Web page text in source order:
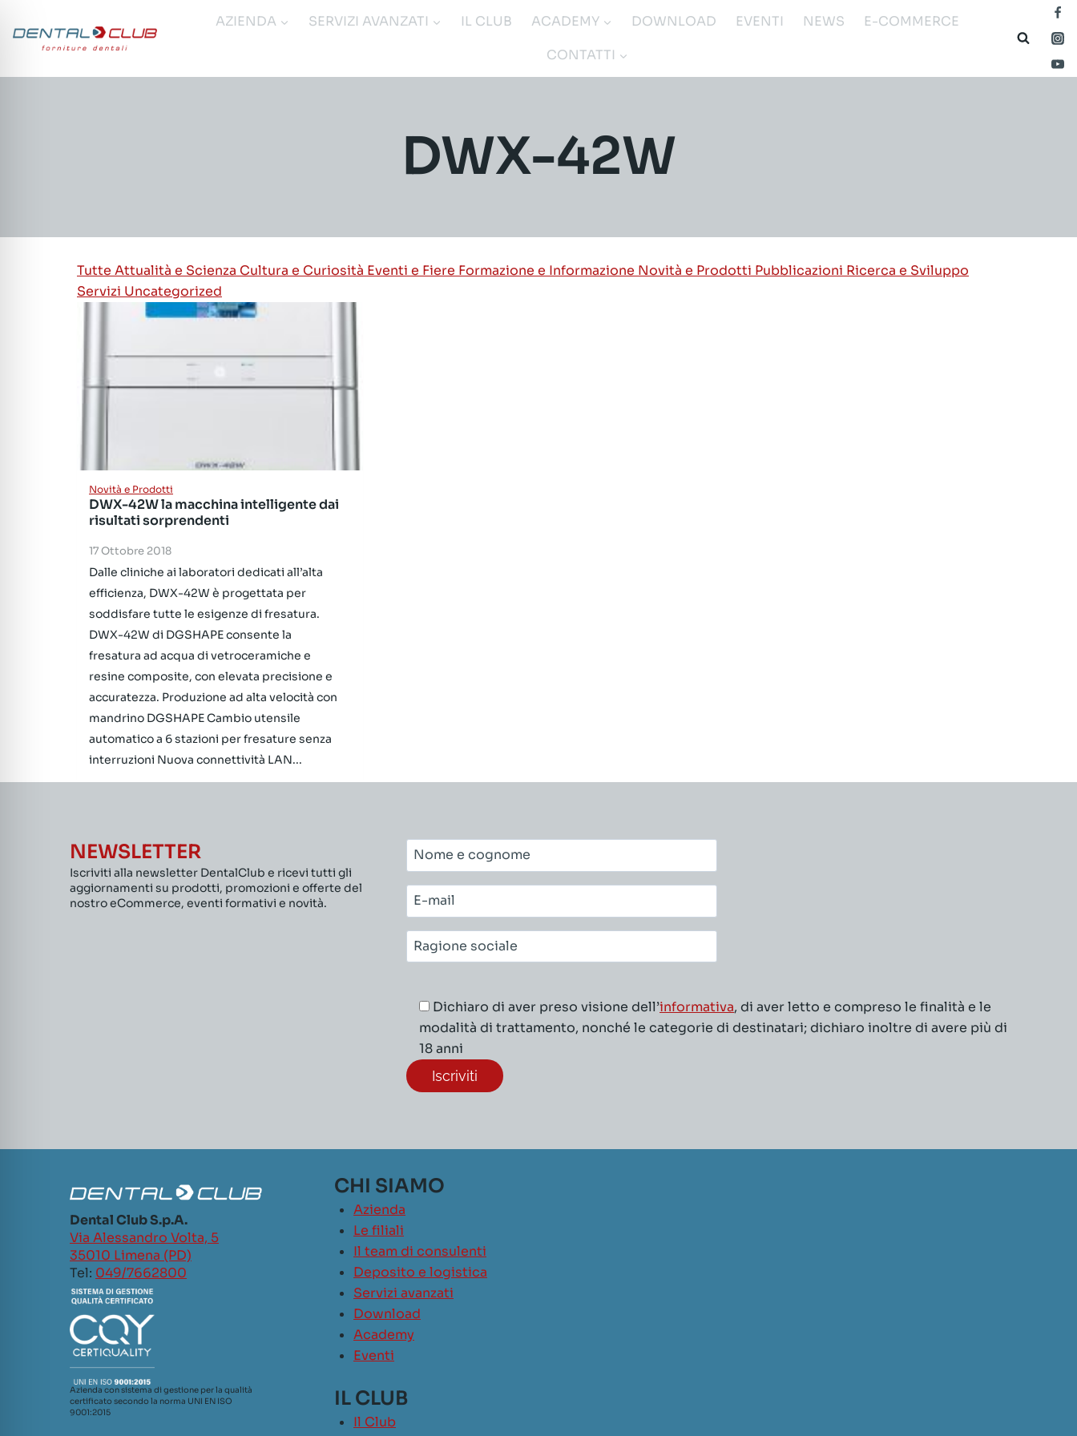
contenuto
AZIENDA SERVIZI AVANZATI IL CLUB ACADEMY DOWNLOAD EVENTI NEWS
E-COMMERCE
CONTATTI
DWX-42W
Tutte Attualità e Scienza Cultura e Curiosità Eventi e Fiere Formazione e Informazione Novità e Prodotti Pubblicazioni Ricerca e Sviluppo
Servizi Uncategorized
Novità e Prodotti
DWX-42W la macchina intelligente dai
risultati sorprendenti
17 Ottobre 2018
Dalle cliniche ai laboratori dedicati all’alta
efficienza, DWX-42W è progettata per
soddisfare tutte le esigenze di fresatura.
DWX-42W di DGSHAPE consente la
fresatura ad acqua di vetroceramiche e
resine composite, con elevata precisione e
accuratezza. Produzione ad alta velocità con
mandrino DGSHAPE Cambio utensile
automatico a 6 stazioni per fresature senza
interruzioni Nuova connettività LAN...
NEWSLETTER
Iscriviti alla newsletter DentalClub e ricevi tutti gli
aggiornamenti su prodotti, promozioni e offerte del
nostro eCommerce, eventi formativi e novità.
Nome
e
cognome*
E-
mail*
Ragione
sociale*
Dichiaro di aver preso visione dell’informativa, di aver letto e compreso le finalità e le
modalità di trattamento, nonché le categorie di destinatari; dichiaro inoltre di avere più di
18 anni
Dental Club S.p.A.
Via Alessandro Volta, 5
35010 Limena (PD)
Tel: 049/7662800
Azienda con sistema di gestione per la qualità
certificato secondo la norma UNI EN ISO
9001:2015
CHI SIAMO
Azienda
Le filiali
Il team di consulenti
Deposito e logistica
Servizi avanzati
Download
Academy
Eventi
IL CLUB
Il Club